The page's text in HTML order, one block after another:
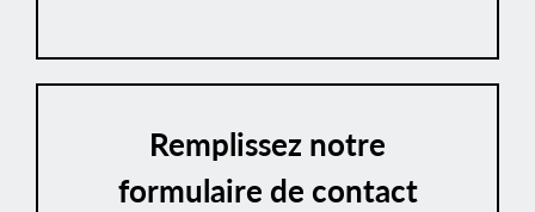
Remplissez notre
formulaire de contact